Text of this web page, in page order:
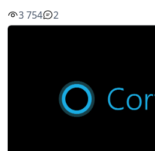
3 754
2